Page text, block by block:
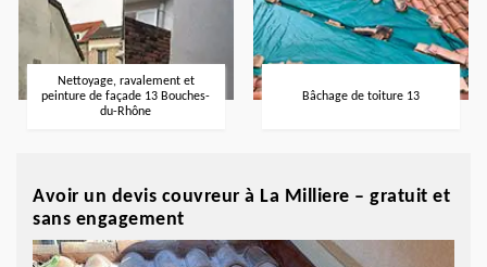
Nettoyage, ravalement et
peinture de façade 13 Bouches-
du-Rhône
Bâchage de toiture 13
Avoir un devis couvreur à La Milliere – gratuit et
sans engagement